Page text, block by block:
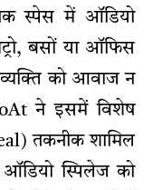
स्पेस में ऑडियो
बसों या ऑफिस
को आवाज न
ने इसमें विशेष
तकनीक शामिल
ऑडियो स्पिलेज को